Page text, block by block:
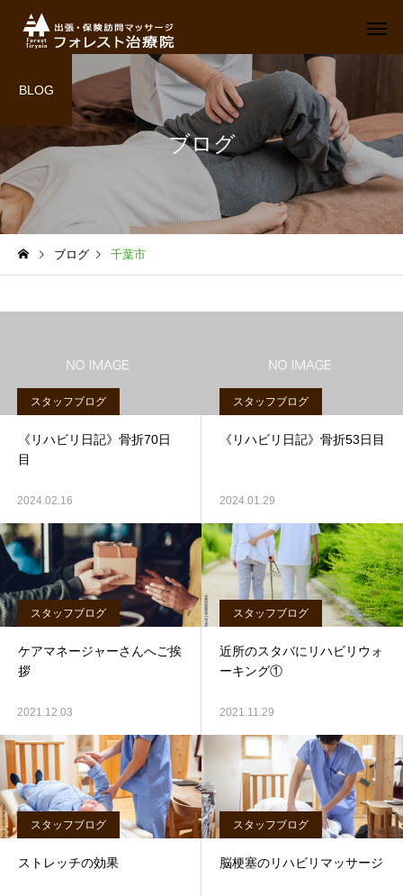
ブログ
BLOG
ブログ 千葉市
スタッフブログ
《リハビリ日記》骨折70日
目
2024.02.16
スタッフブログ
《リハビリ日記》骨折53日目
2024.01.29
スタッフブログ
ケアマネージャーさんへご挨
拶
2021.12.03
スタッフブログ
近所のスタバにリハビリウォ
ーキング①
2021.11.29
スタッフブログ
ストレッチの効果
スタッフブログ
脳梗塞のリハビリマッサージ